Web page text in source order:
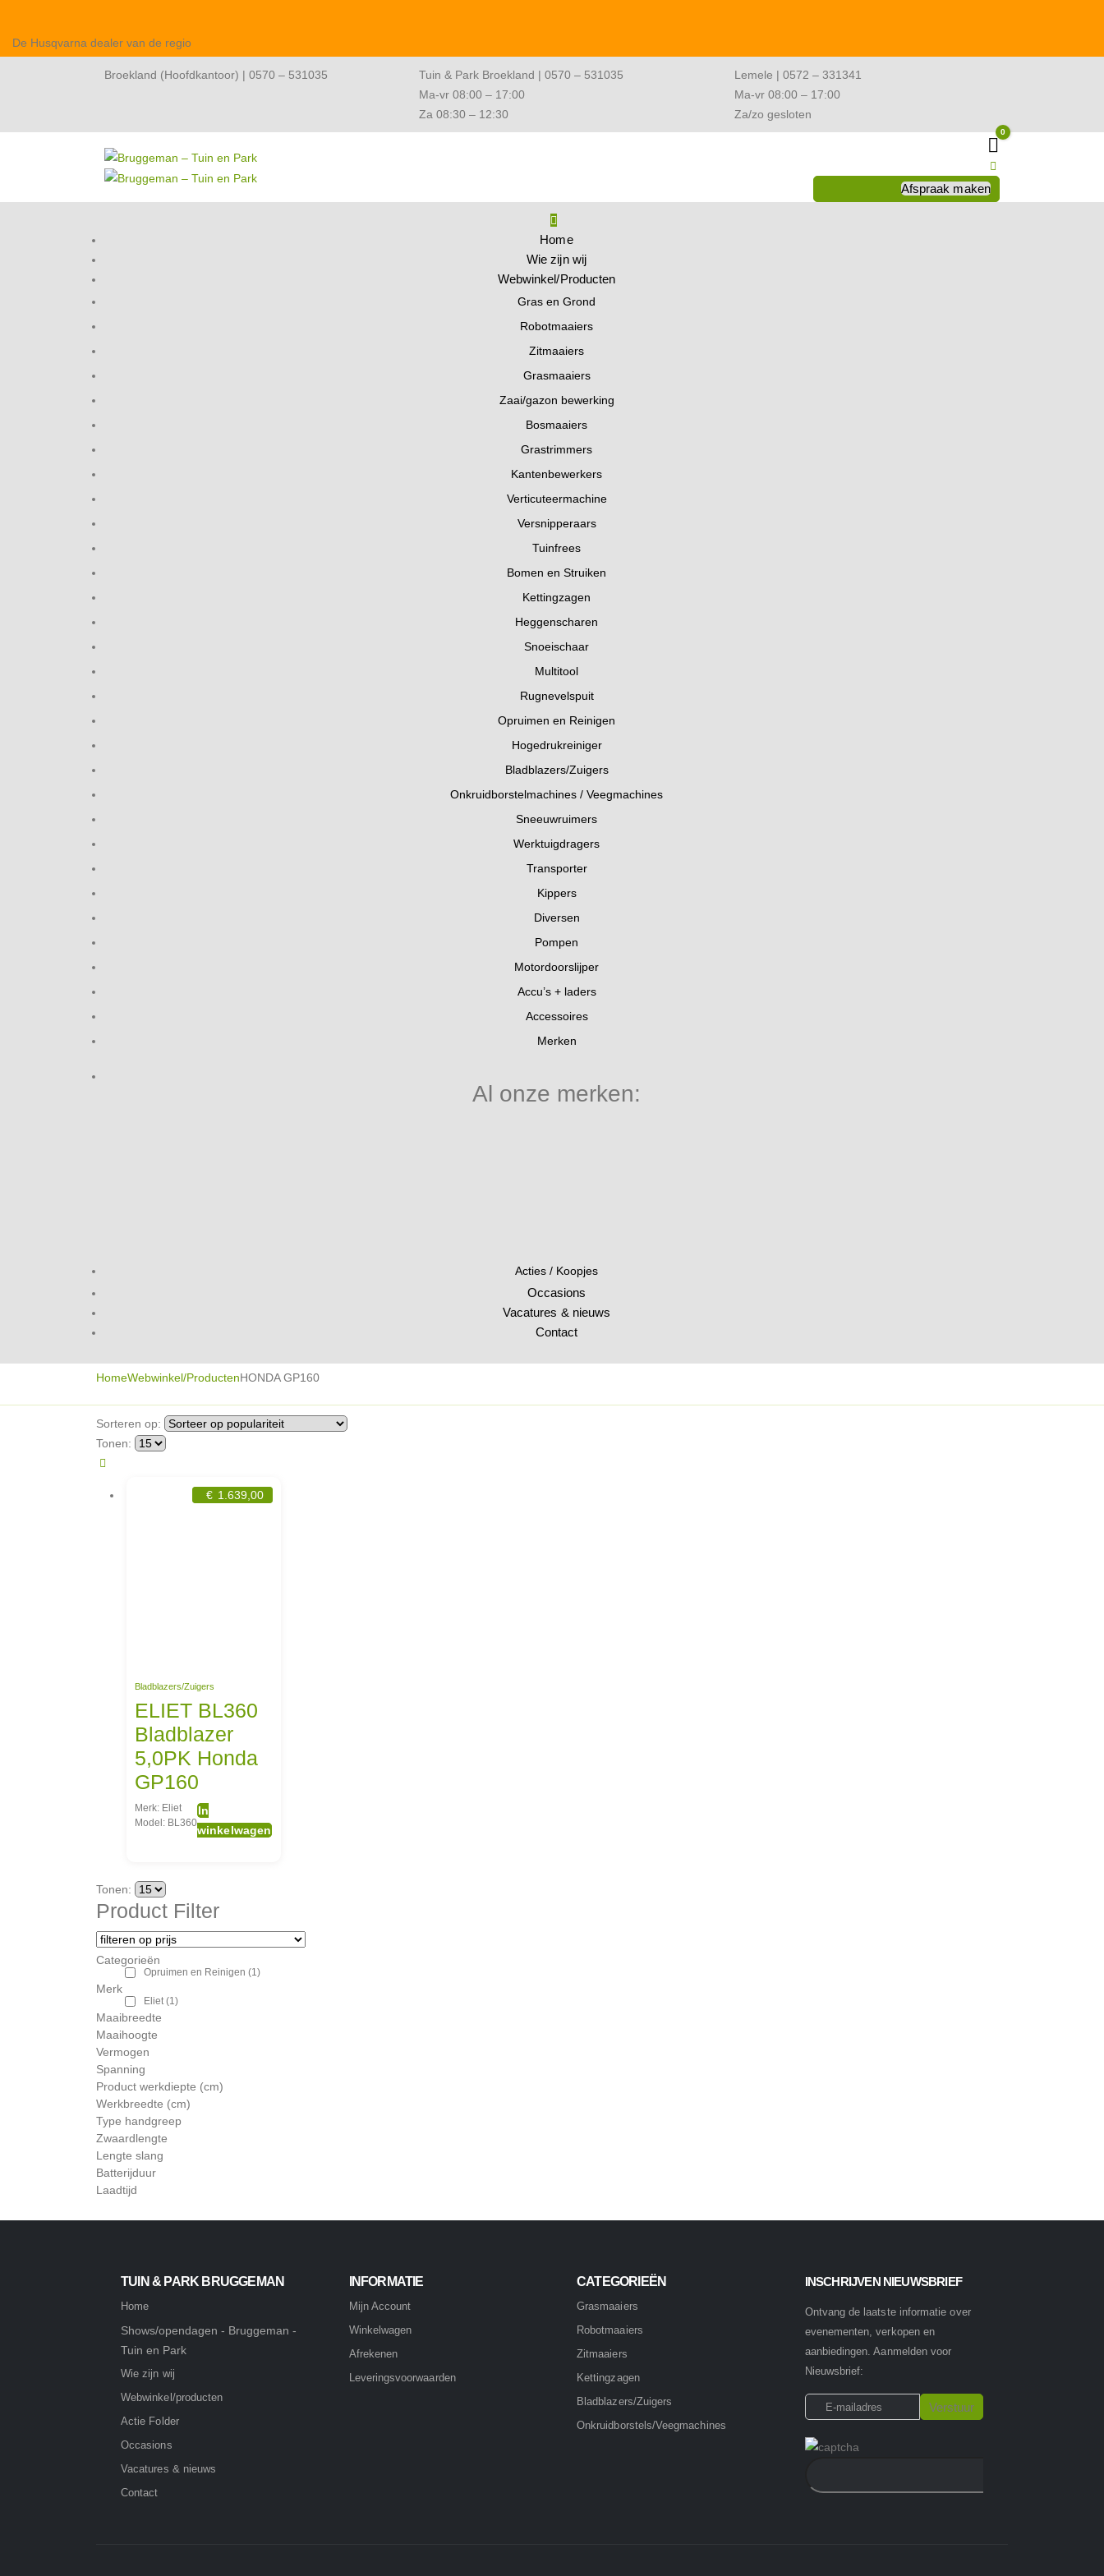
De Husqvarna dealer van de regio
Broekland (Hoofdkantoor) | 0570 – 531035
Tuin & Park Broekland | 0570 – 531035
Ma-vr 08:00 – 17:00
Za 08:30 – 12:30
Lemele | 0572 – 331341
Ma-vr 08:00 – 17:00
Za/zo gesloten
Winkelwagen
0
Afspraak maken
Home
Wie zijn wij
Webwinkel/Producten
Gras en Grond
Robotmaaiers
Zitmaaiers
Grasmaaiers
Zaai/gazon bewerking
Bosmaaiers
Grastrimmers
Kantenbewerkers
Verticuteermachine
Versnipperaars
Tuinfrees
Bomen en Struiken
Kettingzagen
Heggenscharen
Snoeischaar
Multitool
Rugnevelspuit
Opruimen en Reinigen
Hogedrukreiniger
Bladblazers/Zuigers
Onkruidborstelmachines / Veegmachines
Sneeuwruimers
Werktuigdragers
Transporter
Kippers
Diversen
Pompen
Motordoorslijper
Accu’s + laders
Accessoires
Merken
Al onze merken:
Acties / Koopjes
Occasions
Vacatures & nieuws
Contact
HomeWebwinkel/ProductenHONDA GP160
Sorteren op:
Tonen:
€ 1.639,00
Bladblazers/Zuigers
ELIET BL360
Bladblazer
5,0PK Honda
GP160
Merk: Eliet
Model: BL360
In
winkelwagen
Tonen:
Product Filter
Categorieën
Opruimen en Reinigen (1)
Merk
Eliet (1)
Maaibreedte
Maaihoogte
Vermogen
Spanning
Product werkdiepte (cm)
Werkbreedte (cm)
Type handgreep
Zwaardlengte
Lengte slang
Batterijduur
Laadtijd
TUIN & PARK BRUGGEMAN
Home
Shows/opendagen - Bruggeman -
Tuin en Park
Wie zijn wij
Webwinkel/producten
Actie Folder
Occasions
Vacatures & nieuws
Contact
INFORMATIE
Mijn Account
Winkelwagen
Afrekenen
Leveringsvoorwaarden
CATEGORIEËN
Grasmaaiers
Robotmaaiers
Zitmaaiers
Kettingzagen
Bladblazers/Zuigers
Onkruidborstels/Veegmachines
INSCHRIJVEN NIEUWSBRIEF
Ontvang de laatste informatie over
evenementen, verkopen en
aanbiedingen. Aanmelden voor
Nieuwsbrief: